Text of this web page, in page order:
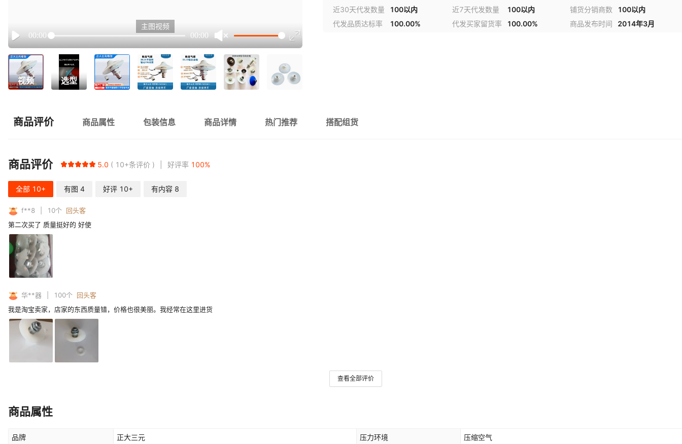
Play
00:00 00:00
主图视频 选型视频
视频 选型
近30天代发数量 100以内 近7天代发数量 100以内 铺货分销商数
100以内
代发品质达标率
100.00% 代发买家留货率 100.00% 商品发布时间 2014年3月
商品评价 商品属性 包装信息 商品详情 热门推荐 搭配组货
商品评价 5.0 10+条评价 好评率 100%
全部 10+ 有图 4 好评 10+ 有内容 8
f**8 10个 回头客
第二次买了 质量挺好的 好使
华**器 100个 回头客
我是淘宝卖家，店家的东西质量错，价格也很美丽。我经常在这里进货
查看全部评价
商品属性
品牌 正大三元 压力环境 压缩空气